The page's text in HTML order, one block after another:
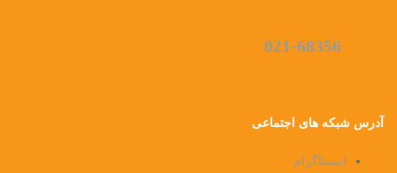
021-68356
آدرس شبکه های اجتماعی
اینستاگرام